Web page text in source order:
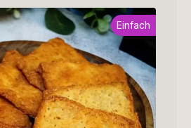
Einfach